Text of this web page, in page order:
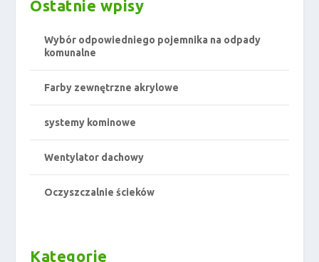
Ostatnie wpisy
Wybór odpowiedniego pojemnika na odpady
komunalne
Farby zewnętrzne akrylowe
systemy kominowe
Wentylator dachowy
Oczyszczalnie ścieków
Kategorie